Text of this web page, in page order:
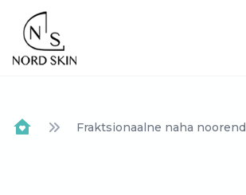
Nordskin
Fraktsionaalne naha